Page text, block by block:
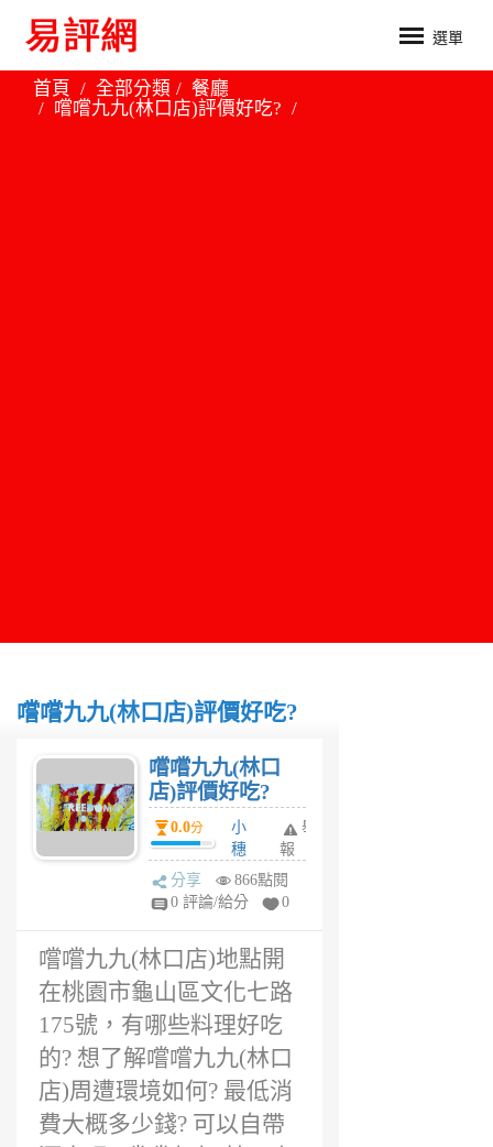
選單
首頁 全部分類
餐廳
嚐嚐九九(林口店)評價好吃?
嚐嚐九九(林口店)評價好吃?
嚐嚐九九(林口
店)評價好吃?
0.0分
小
穗
6
年
舉
報
分享
866點閱
0 評論/給分
0
嚐嚐九九(林口店)地點開
在桃園市龜山區文化七路
175號，有哪些料理好吃
的? 想了解嚐嚐九九(林口
店)周遭環境如何? 最低消
費大概多少錢? 可以自帶